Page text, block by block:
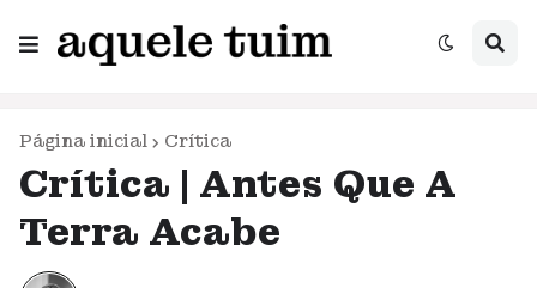
Página inicial Crítica
Crítica | Antes Que A
Terra Acabe